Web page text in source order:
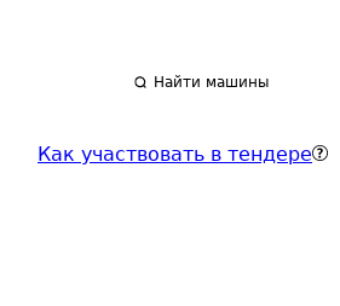
Найти машины
Как участвовать в тендере